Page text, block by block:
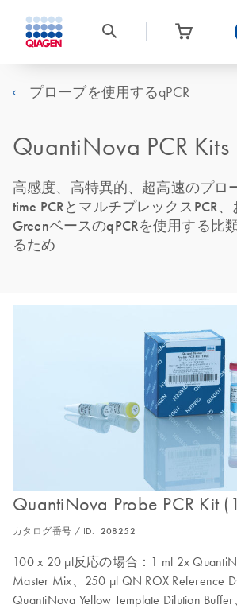
プローブを使用するqPCR
QuantiNova PCR Kits
高感度、高特異的、超高速のプロ
time PCRとマルチプレックスPCR、
GreenベースのqPCRを使用する比
るため
QuantiNova Probe PCR Kit
カタログ番号 / ID. 208252
100 x 20 µl反応の場合：1 ml 2x
Master Mix、250 µl QN ROX Reference
QuantiNova Yellow Template Dilution